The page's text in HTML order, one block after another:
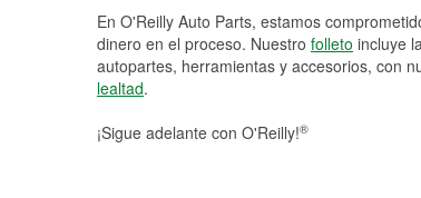
En O'Reilly Auto Parts, estamos
dinero en el proceso. Nuestro folleto incluye
autopartes, herramientas y accesorios, con
lealtad.
¡Sigue adelante con O'Reilly!®